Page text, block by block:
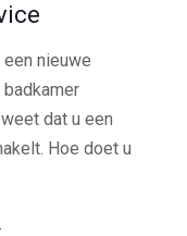
nieuwe
dat u een
Hoe doet u